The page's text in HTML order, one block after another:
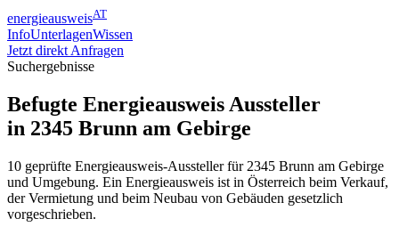
energieausweisAT
InfoUnterlagenWissen
Jetzt direkt Anfragen
Suchergebnisse
Befugte Energieausweis Aussteller
in 2345 Brunn am Gebirge
10 geprüfte Energieausweis-Aussteller für 2345 Brunn am Gebirge
und Umgebung. Ein Energieausweis ist in Österreich beim Verkauf,
der Vermietung und beim Neubau von Gebäuden gesetzlich
vorgeschrieben.